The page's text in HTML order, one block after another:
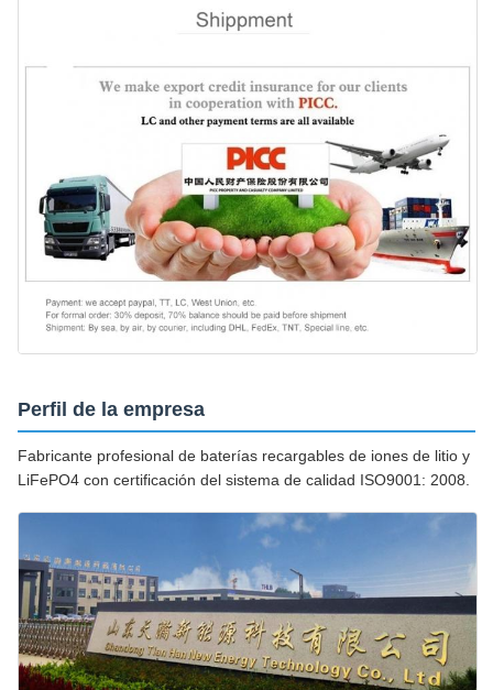
Perfil de la empresa
Fabricante profesional de baterías recargables de iones de litio y
LiFePO4 con certificación del sistema de calidad ISO9001: 2008.